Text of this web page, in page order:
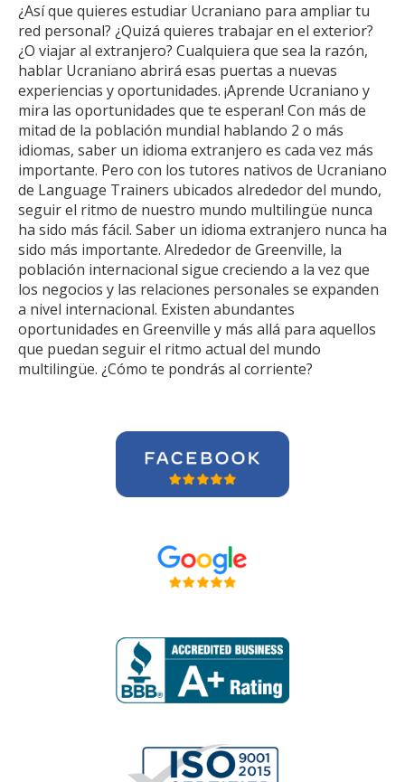
¿Así que quieres estudiar Ucraniano para ampliar tu
red personal? ¿Quizá quieres trabajar en el exterior?
¿O viajar al extranjero? Cualquiera que sea la razón,
hablar Ucraniano abrirá esas puertas a nuevas
experiencias y oportunidades. ¡Aprende Ucraniano y
mira las oportunidades que te esperan! Con más de
mitad de la población mundial hablando 2 o más
idiomas, saber un idioma extranjero es cada vez más
importante. Pero con los tutores nativos de Ucraniano
de Language Trainers ubicados alrededor del mundo,
seguir el ritmo de nuestro mundo multilingüe nunca
ha sido más fácil. Saber un idioma extranjero nunca ha
sido más importante. Alrededor de Greenville, la
población internacional sigue creciendo a la vez que
los negocios y las relaciones personales se expanden
a nivel internacional. Existen abundantes
oportunidades en Greenville y más allá para aquellos
que puedan seguir el ritmo actual del mundo
multilingüe. ¿Cómo te pondrás al corriente?